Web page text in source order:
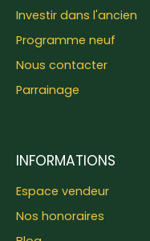
Investir dans l'ancien
Programme neuf
Nous contacter
Parrainage
INFORMATIONS
Espace vendeur
Nos honoraires